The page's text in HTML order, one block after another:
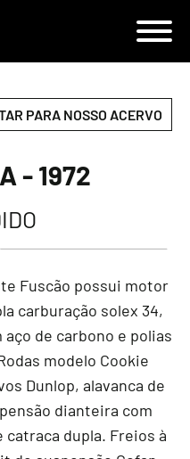
PARA NOSSO ACERVO
- 1972
Fuscão possui motor
carburação solex 34,
de carbono e polias
modelo Cookie
Dunlop, alavanca de
dianteira com
catraca dupla. Freios à